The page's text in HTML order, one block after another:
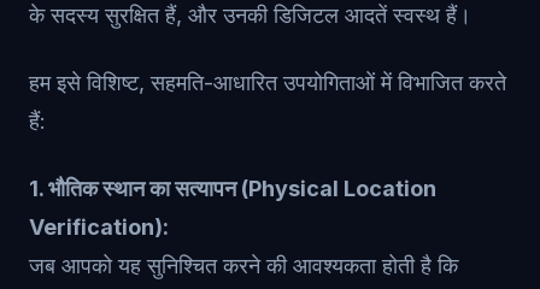
के सदस्य सुरक्षित हैं, और उनकी डिजिटल आदतें स्वस्थ हैं।
हम इसे विशिष्ट, सहमति-आधारित उपयोगिताओं में विभाजित करते
हैं:
1. भौतिक स्थान का सत्यापन (Physical Location
Verification):
जब आपको यह सुनिश्चित करने की आवश्यकता होती है कि